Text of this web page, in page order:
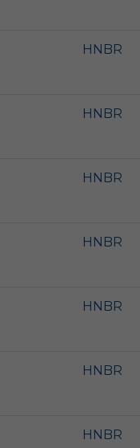
HNBR
HNBR
HNBR
HNBR
HNBR
HNBR
HNBR